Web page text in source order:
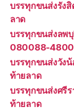
บรรทุกขนส่งรังสิ
ลาด
บรรทุกขนส่งลพบุ
080088-4800
บรรทุกขนส่งวังน้
ท้ายลาด
บรรทุกขนส่งศรีร
ท้ายลาด